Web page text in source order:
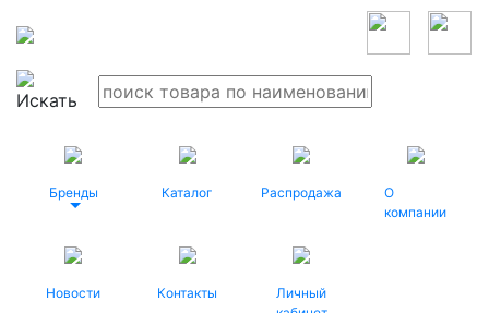
Бренды Каталог Распродажа
О
компании
Новости Контакты
Личный